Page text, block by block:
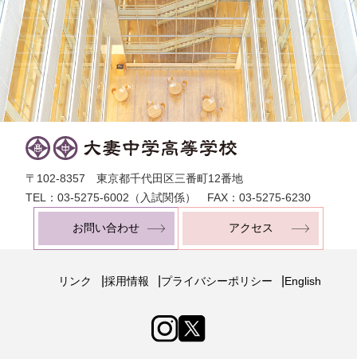
〒102-8357 東京都千代田区三番町12番地
TEL：03-5275-6002（入試関係） FAX：03-5275-6230
リンク 採用情報 プライバシーポリシー English
お問い合わせ アクセス